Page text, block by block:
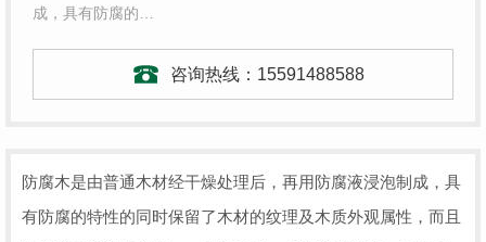
成，具有防腐的…
咨询热线： 15591488588
防腐木是由普通木材经干燥处理后，再用防腐液浸泡制成，具
有防腐的特性的同时保留了木材的纹理及木质外观属性，而且